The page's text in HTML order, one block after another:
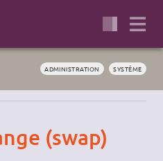
ADMINISTRATION SYSTÈME
(swap)